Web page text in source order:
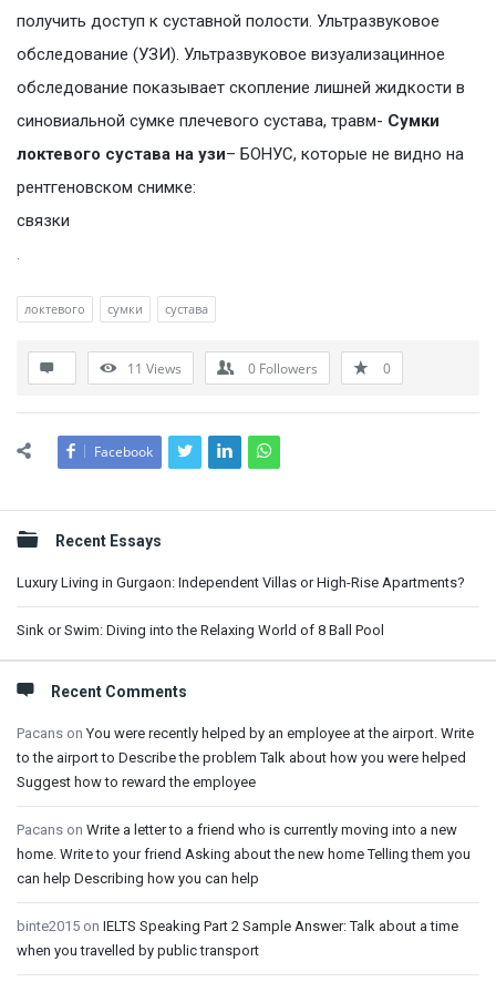
получить доступ к суставной полости. Ультразвуковое
обследование (УЗИ). Ультразвуковое визуализацинное
обследование показывает скопление лишней жидкости в
синовиальной сумке плечевого сустава, травм- Сумки
локтевого сустава на узи– БОНУС, которые не видно на
рентгеновском снимке:
связки
.
локтевого сумки сустава
11 Views 0 Followers 0
Facebook
Sidebar
Recent Essays
Luxury Living in Gurgaon: Independent Villas or High-Rise Apartments?
Sink or Swim: Diving into the Relaxing World of 8 Ball Pool
Recent Comments
Pacans onYou were recently helped by an employee at the airport. Write
to the airport to Describe the problem Talk about how you were helped
Suggest how to reward the employee
Pacans on Write a letter to a friend who is currently moving into a new
home. Write to your friend Asking about the new home Telling them you
can help Describing how you can help
binte2015 on IELTS Speaking Part 2 Sample Answer: Talk about a time
when you travelled by public transport